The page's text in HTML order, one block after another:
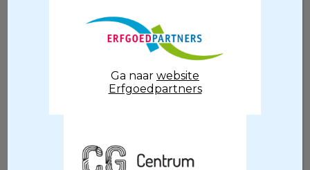
Cultuureducatie met
kwaliteit
2 augustus 2017
Ga naar website
Erfgoedpartners